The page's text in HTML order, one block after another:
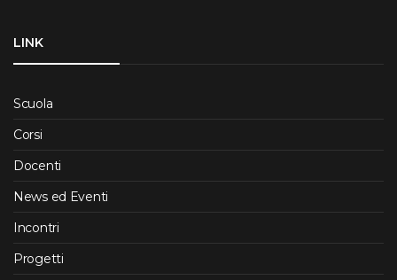
LINK
Scuola
Corsi
Docenti
News ed Eventi
Incontri
Progetti